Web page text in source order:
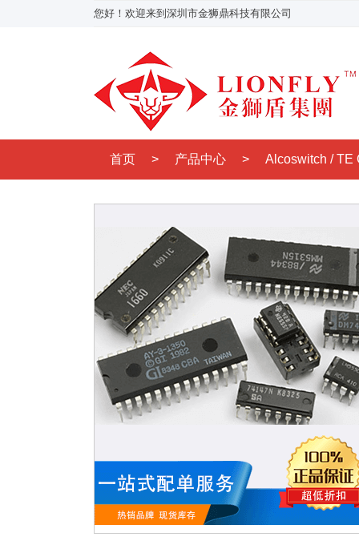
您好！欢迎来到深圳市金狮鼎科技有限公司
首页 > 产品中心 > Alcoswitch / TE